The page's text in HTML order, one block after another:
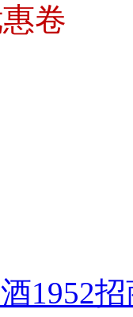
卷
酒1952